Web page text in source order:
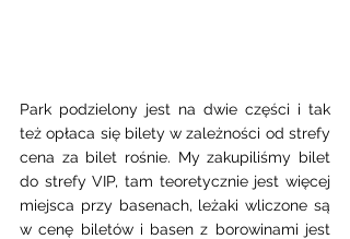
Park podzielony jest na dwie części i tak
też opłaca się bilety w zależności od strefy
cena za bilet rośnie. My zakupiliśmy bilet
do strefy VIP, tam teoretycznie jest więcej
miejsca przy basenach, leżaki wliczone są
w cenę biletów i basen z borowinami jest